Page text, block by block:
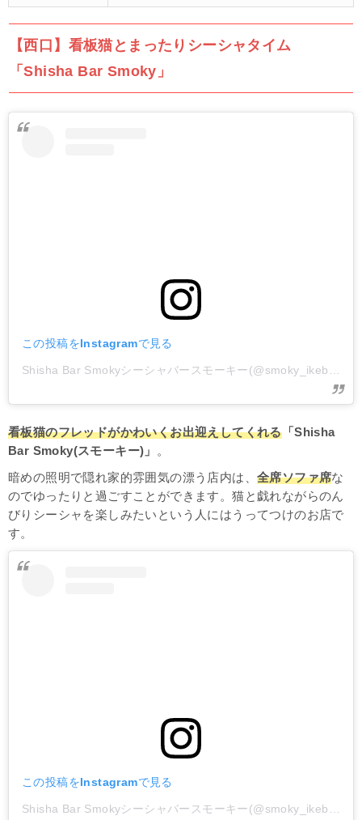
【西口】看板猫とまったりシーシャタイム
「Shisha Bar Smoky」
この投稿をInstagramで見る
看板猫のフレッドがかわいくお出迎えしてくれる「Shisha
Bar Smoky(スモーキー)」
。
暗めの照明で隠れ家的雰囲気の漂う店内は、 全席ソファ席な
のでゆったりと過ごすことができます。猫と戯れながらのん
びりシーシャを楽しみたいという人にはうってつけのお店で
す。
この投稿をInstagramで見る